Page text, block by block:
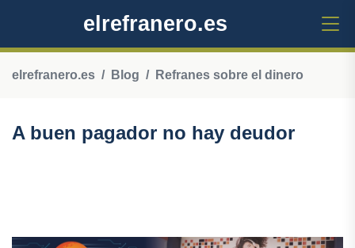
elrefranero.es
elrefranero.es Blog Refranes sobre el dinero
A buen pagador no hay deudor